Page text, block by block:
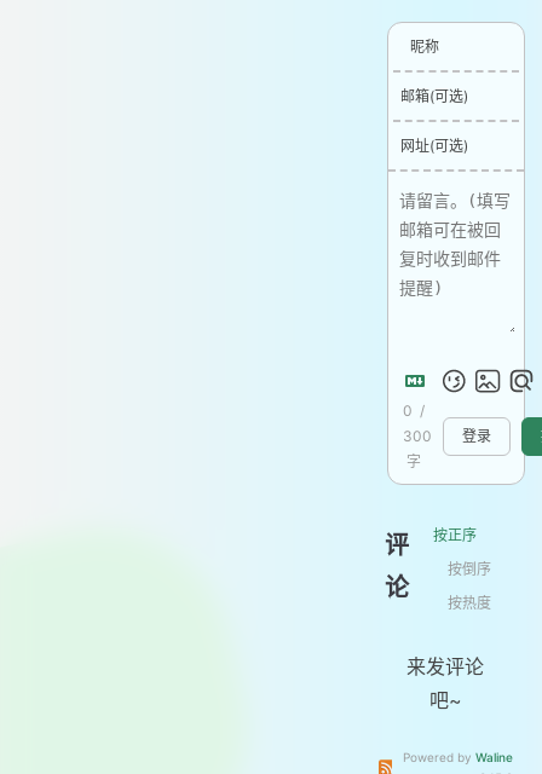
昵称
邮箱(可选)
网址(可选)
0 /
300
字
登录
评
论
按正序
按倒序
按热度
来发评论
吧~
订阅本文评论
Powered by Waline